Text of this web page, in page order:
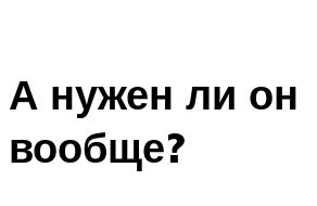
А нужен ли он
вообще?